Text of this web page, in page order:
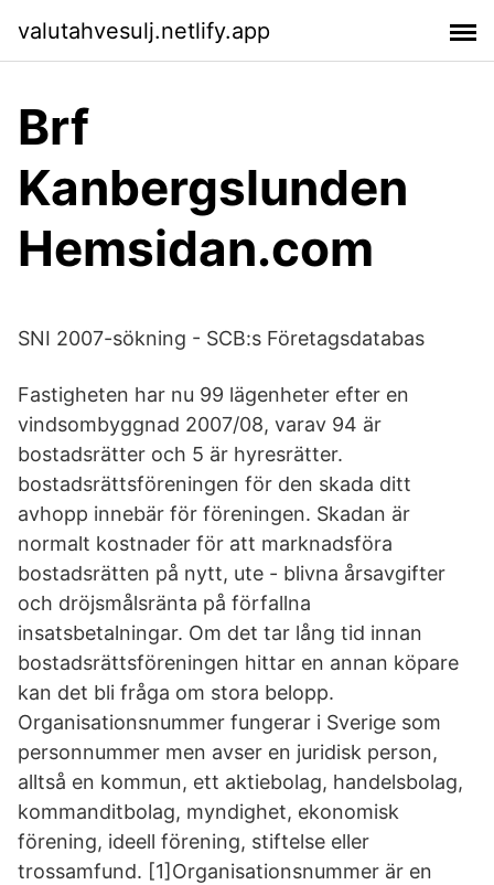
valutahvesulj.netlify.app
Brf
Kanbergslunden
Hemsidan.com
SNI 2007-sökning - SCB:s Företagsdatabas
Fastigheten har nu 99 lägenheter efter en
vindsombyggnad 2007/08, varav 94 är
bostadsrätter och 5 är hyresrätter.
bostadsrättsföreningen för den skada ditt
avhopp innebär för föreningen. Skadan är
normalt kostnader för att marknadsföra
bostadsrätten på nytt, ute - blivna årsavgifter
och dröjsmålsränta på förfallna
insatsbetalningar. Om det tar lång tid innan
bostadsrättsföreningen hittar en annan köpare
kan det bli fråga om stora belopp.
Organisationsnummer fungerar i Sverige som
personnummer men avser en juridisk person,
alltså en kommun, ett aktiebolag, handelsbolag,
kommanditbolag, myndighet, ekonomisk
förening, ideell förening, stiftelse eller
trossamfund. [1]Organisationsnummer är en